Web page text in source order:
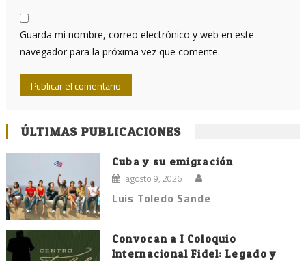
Guarda mi nombre, correo electrónico y web en este
navegador para la próxima vez que comente.
ÚLTIMAS PUBLICACIONES
Cuba y su emigración
agosto 9, 2026
Luis Toledo Sande
Convocan a I Coloquio
Internacional Fidel: Legado y